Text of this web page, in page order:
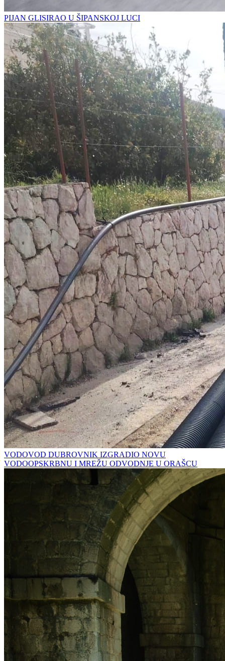
PIJAN GLISIRAO U ŠIPANSKOJ LUCI
VODOVOD DUBROVNIK IZGRADIO NOVU
VODOOPSKRBNU I MREŽU ODVODNJE U ORAŠCU